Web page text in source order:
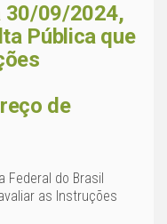
30/09/2024,
Pública que
de
Federal do Brasil
as Instruções